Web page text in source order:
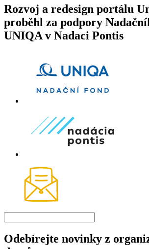
Rozvoj a redesign portálu
proběhl za podpory
UNIQA v Nadaci Pontis
Odebírejte novinky z